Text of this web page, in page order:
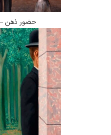
حضور ذهن – رنه ماگریت